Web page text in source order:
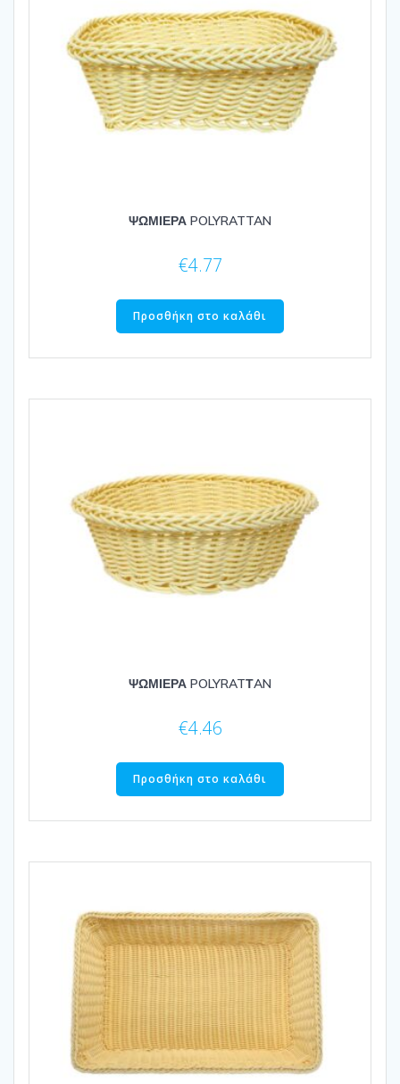
ΨΩΜΙΕΡΑ POLYRATTAN
€4.77
Προσθήκη στο καλάθι
ΨΩΜΙΕΡΑ POLYRATΤAN
€4.46
Προσθήκη στο καλάθι